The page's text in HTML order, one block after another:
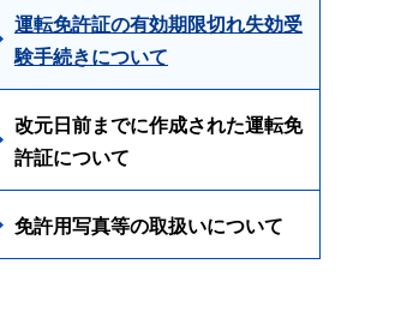
運転免許証の有効期限切れ失効受
験手続きについて
改元日前までに作成された運転免
許証について
免許用写真等の取扱いについて